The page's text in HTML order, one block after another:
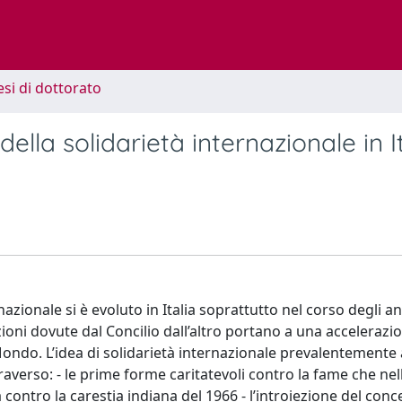
di dottorato
solidarietà internazionale in
si è evoluto in Italia soprattutto nel corso degli
dovute dal Concilio dall’altro portano a una
L’idea di solidarietà internazionale prevalentemente
- le prime forme caritatevoli contro la fame che
la carestia indiana del 1966 - l’introiezione del